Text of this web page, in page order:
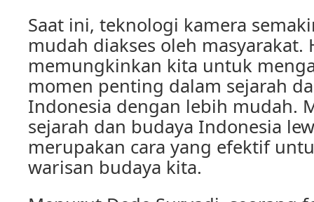
Saat ini, teknologi kamera
mudah diakses oleh masyarakat.
memungkinkan kita untuk
momen penting dalam sejarah
Indonesia dengan lebih mudah.
sejarah dan budaya Indonesia
merupakan cara yang efektif
warisan budaya kita.